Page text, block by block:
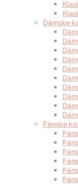
Dámske
Pánske